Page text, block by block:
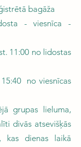
bagāža
- viesnīca -
11:00 no lidostas
no viesnīcas
grupas lieluma,
divās atsevišķās
kas dienas laikā